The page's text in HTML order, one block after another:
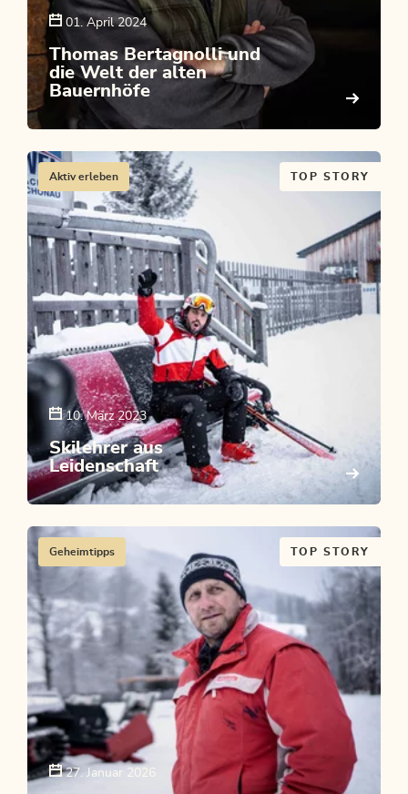
01. April 2024
Thomas Bertagnolli und
die Welt der alten
Bauernhöfe
Aktiv erleben TOP STORY
10. März 2023
Skilehrer aus
Leidenschaft
Geheimtipps TOP STORY
27. Januar 2026